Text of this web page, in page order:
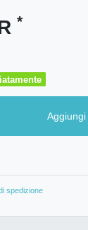
*
spedizione